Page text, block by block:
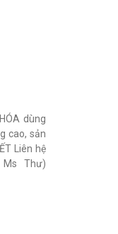
dùng
cao, sản
Liên hệ
Thư)